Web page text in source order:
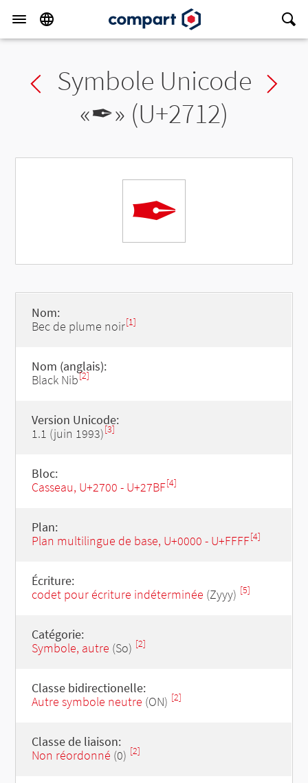
Previous char
Symbole Unicode
«✒» (U+2712)
✒
Nom:
Bec de plume noir[1]
Nom (anglais):
Black Nib[2]
Version Unicode:
1.1 (juin 1993)[3]
Bloc:
Casseau, U+2700 - U+27BF[4]
Plan:
Plan multilingue de base, U+0000 - U+FFFF[4]
Écriture:
codet pour écriture indéterminée (Zyyy) [5]
Catégorie:
Symbole, autre (So) [2]
Classe bidirectionelle:
Autre symbole neutre (ON) [2]
Classe de liaison:
Non réordonné (0) [2]